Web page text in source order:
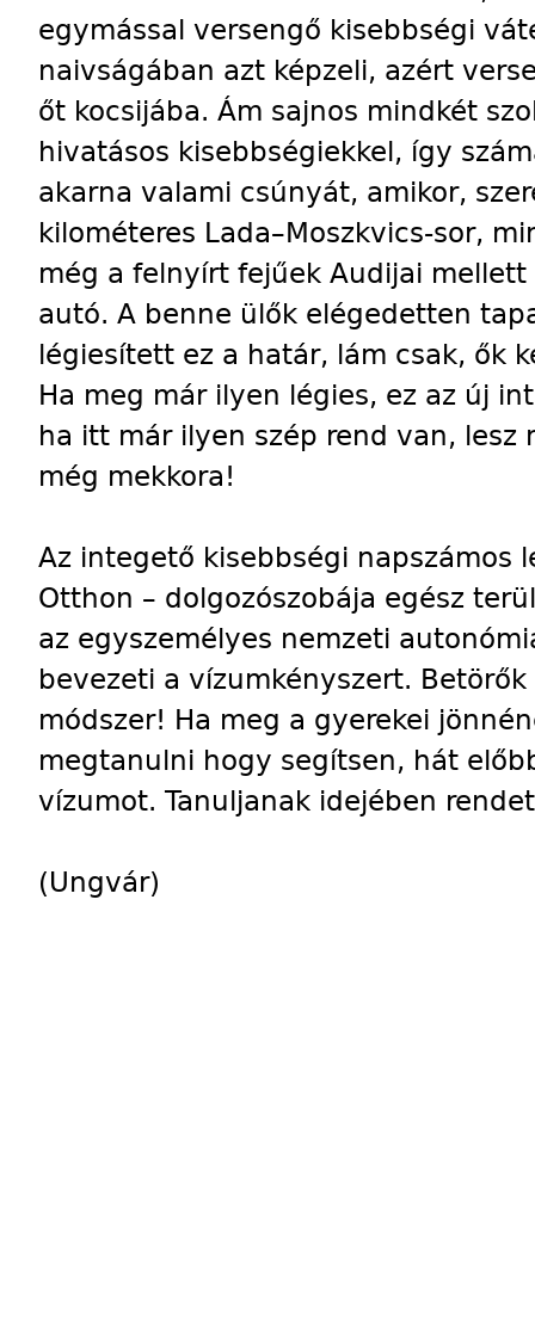
egymással versengő kisebbségi
naivságában azt képzeli, azért
őt kocsijába. Ám sajnos mindkét
hivatásos kisebbségiekkel, így
akarna valami csúnyát, amikor,
kilométeres Lada–Moszkvics-sor,
még a felnyírt fejűek Audijai
autó. A benne ülők elégedetten
légiesített ez a határ, lám csak, ők
Ha meg már ilyen légies, ez az új
ha itt már ilyen szép rend van, lesz
még mekkora!
Az integető kisebbségi napszámos
Otthon – dolgozószobája egész
az egyszemélyes nemzeti
bevezeti a vízumkényszert.
módszer! Ha meg a gyerekei
megtanulni hogy segítsen, hát
vízumot. Tanuljanak idejében
(Ungvár)